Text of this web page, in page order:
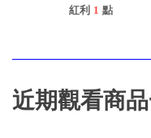
紅利 1 點
近期觀看商